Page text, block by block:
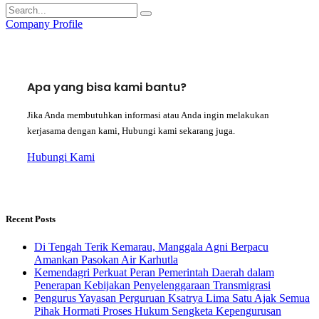
Company Profile
Apa yang bisa kami bantu?
Jika Anda membutuhkan informasi atau Anda ingin melakukan
kerjasama dengan kami, Hubungi kami sekarang juga.
Hubungi Kami
Recent Posts
​Di Tengah Terik Kemarau, Manggala Agni Berpacu
Amankan Pasokan Air Karhutla
Kemendagri Perkuat Peran Pemerintah Daerah dalam
Penerapan Kebijakan Penyelenggaraan Transmigrasi
Pengurus Yayasan Perguruan Ksatrya Lima Satu Ajak Semua
Pihak Hormati Proses Hukum Sengketa Kepengurusan